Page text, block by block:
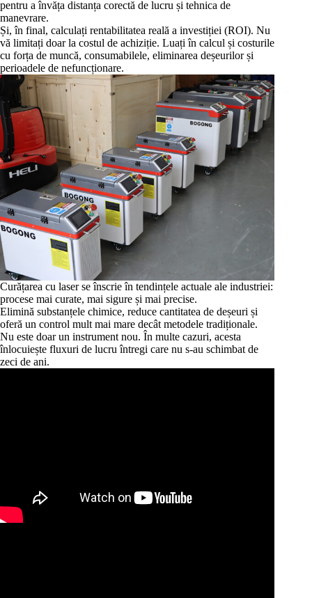
pentru a învăța distanța corectă de lucru și tehnica de
manevrare.
Și, în final, calculați rentabilitatea reală a investiției (ROI). Nu
vă limitați doar la costul de achiziție. Luați în calcul și costurile
cu forța de muncă, consumabilele, eliminarea deșeurilor și
perioadele de nefuncționare.
Curățarea cu laser se înscrie în tendințele actuale ale industriei:
procese mai curate, mai sigure și mai precise.
Elimină substanțele chimice, reduce cantitatea de deșeuri și
oferă un control mult mai mare decât metodele tradiționale.
Nu este doar un instrument nou. În multe cazuri, acesta
înlocuiește fluxuri de lucru întregi care nu s-au schimbat de
zeci de ani.